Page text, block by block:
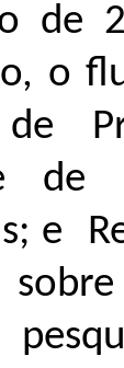
de
o
de
e